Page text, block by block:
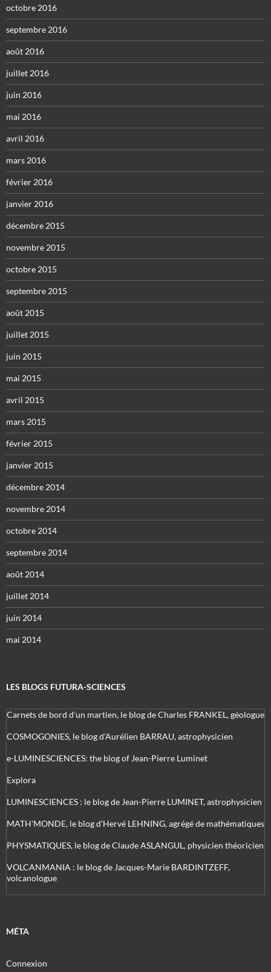
octobre 2016
septembre 2016
août 2016
juillet 2016
juin 2016
mai 2016
avril 2016
mars 2016
février 2016
janvier 2016
décembre 2015
novembre 2015
octobre 2015
septembre 2015
août 2015
juillet 2015
juin 2015
mai 2015
avril 2015
mars 2015
février 2015
janvier 2015
décembre 2014
novembre 2014
octobre 2014
septembre 2014
août 2014
juillet 2014
juin 2014
mai 2014
LES BLOGS FUTURA-SCIENCES
Carnets de bord d’un martien, le blog de Charles FRANKEL, géologue
COSMOGONIES, le blog d'Aurélien BARRAU, astrophysicien
e-LUMINESCIENCES: the blog of Jean-Pierre Luminet
Explora
LUMINESCIENCES : le blog de Jean-Pierre LUMINET, astrophysicien
MATH'MONDE, le blog d'Hervé LEHNING, agrégé de mathématiques
PHYSMATIQUES, le blog de Claude ASLANGUL, physicien théoricien
VOLCANMANIA : le blog de Jacques-Marie BARDINTZEFF,
volcanologue
MÉTA
Connexion